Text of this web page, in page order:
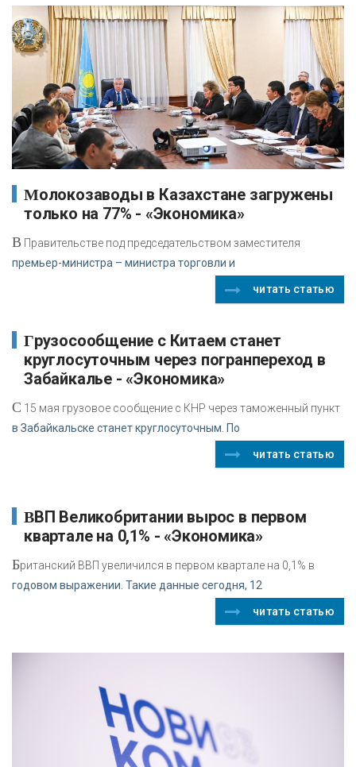
Молокозаводы в Казахстане загружены
только на 77% - «Экономика»
В Правительстве под председательством заместителя
премьер-министра – министра торговли и
читать статью
Грузосообщение с Китаем станет
круглосуточным через погранпереход в
Забайкалье - «Экономика»
С 15 мая грузовое сообщение с КНР через таможенный пункт
в Забайкальске станет круглосуточным. По
читать статью
ВВП Великобритании вырос в первом
квартале на 0,1% - «Экономика»
Британский ВВП увеличился в первом квартале на 0,1% в
годовом выражении. Такие данные сегодня, 12
читать статью